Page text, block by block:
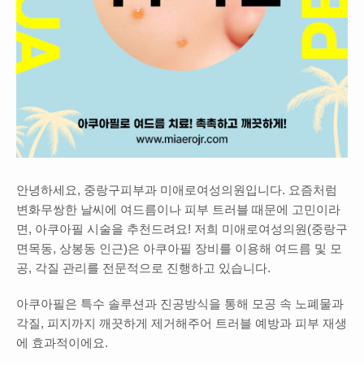
안녕하세요, 중랑구피부과 미애로여성의원입니다. 요즘처럼
변화무쌍한 날씨에 여드름이나 피부 트러블 때문에 고민이라
면, 아쿠아필 시술을 추천드려요! 저희 미애로여성의원(중랑구
면목동, 상봉동 인근)은 아쿠아필 장비를 이용해 여드름 및 모
공, 각질 관리를 전문적으로 진행하고 있습니다.
아쿠아필은 특수 솔루션과 진공방식을 통해 모공 속 노폐물과
각질, 피지까지 깨끗하게 제거해주어 트러블 예방과 피부 재생
에 효과적이에요.